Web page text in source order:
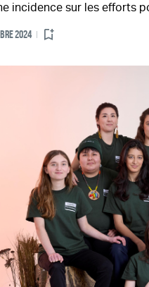
incidence sur les efforts
2024